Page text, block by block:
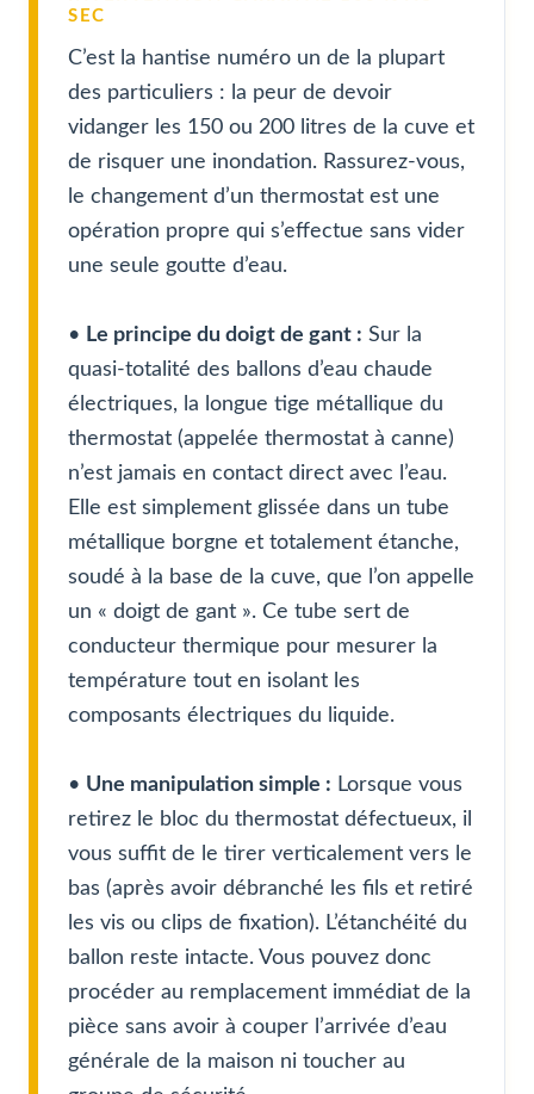
SEC
C’est la hantise numéro un de la plupart
des particuliers : la peur de devoir
vidanger les 150 ou 200 litres de la cuve et
de risquer une inondation. Rassurez-vous,
le changement d’un thermostat est une
opération propre qui s’effectue sans vider
une seule goutte d’eau.
• Le principe du doigt de gant : Sur la
quasi-totalité des ballons d’eau chaude
électriques, la longue tige métallique du
thermostat (appelée thermostat à canne)
n’est jamais en contact direct avec l’eau.
Elle est simplement glissée dans un tube
métallique borgne et totalement étanche,
soudé à la base de la cuve, que l’on appelle
un « doigt de gant ». Ce tube sert de
conducteur thermique pour mesurer la
température tout en isolant les
composants électriques du liquide.
• Une manipulation simple : Lorsque vous
retirez le bloc du thermostat défectueux, il
vous suffit de le tirer verticalement vers le
bas (après avoir débranché les fils et retiré
les vis ou clips de fixation). L’étanchéité du
ballon reste intacte. Vous pouvez donc
procéder au remplacement immédiat de la
pièce sans avoir à couper l’arrivée d’eau
générale de la maison ni toucher au